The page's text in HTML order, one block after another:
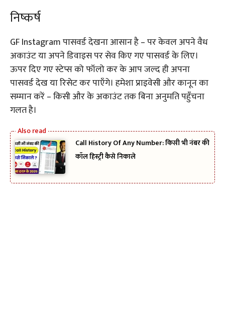
निष्कर्ष
GF Instagram पासवर्ड देखना आसान है – पर केवल अपने वैध
अकाउंट या अपने डिवाइस पर सेव किए गए पासवर्ड के लिए।
ऊपर दिए गए स्टेप्स को फॉलो कर के आप जल्द ही अपना
पासवर्ड देख या रिसेट कर पाएँगे। हमेशा प्राइवेसी और कानून का
सम्मान करें – किसी और के अकाउंट तक बिना अनुमति पहुँचना
गलत है।
Call History Of Any Number: किसी भी नंबर की
कॉल हिस्ट्री कैसे निकाले